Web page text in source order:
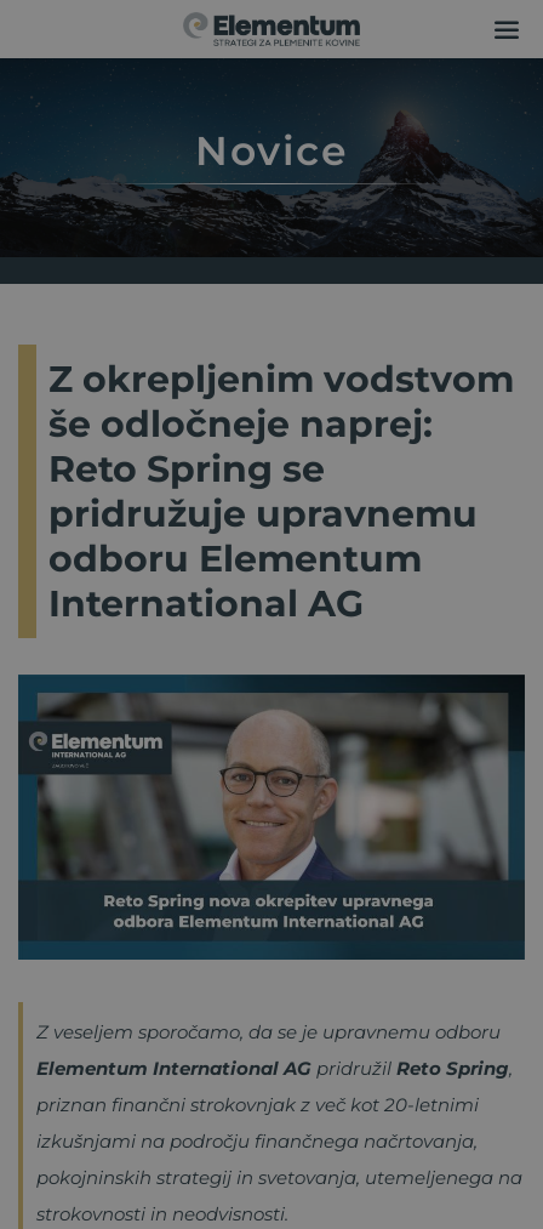
Novice
Z okrepljenim vodstvom
še odločneje naprej:
Reto Spring se
pridružuje upravnemu
odboru Elementum
International AG
Z veseljem sporočamo, da se je upravnemu odboru
Elementum International AG pridružil Reto Spring,
priznan finančni strokovnjak z več kot 20-letnimi
izkušnjami na področju finančnega načrtovanja,
pokojninskih strategij in svetovanja, utemeljenega na
strokovnosti in neodvisnosti.